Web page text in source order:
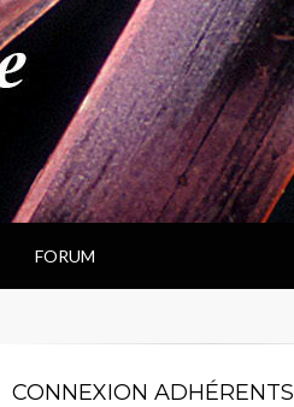
FORUM
CONNEXION ADHÉRENTS